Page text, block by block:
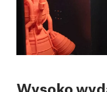
Wysoko